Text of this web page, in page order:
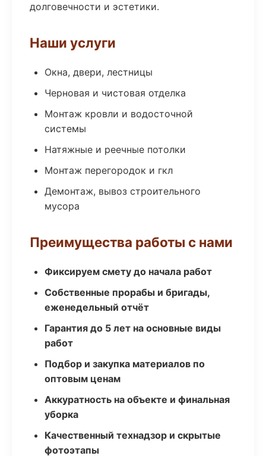
долговечности и эстетики.
Наши услуги
Окна, двери, лестницы
Черновая и чистовая отделка
Монтаж кровли и водосточной
системы
Натяжные и реечные потолки
Монтаж перегородок и гкл
Демонтаж, вывоз строительного
мусора
Преимущества работы с нами
Фиксируем смету до начала работ
Собственные прорабы и бригады,
еженедельный отчёт
Гарантия до 5 лет на основные виды
работ
Подбор и закупка материалов по
оптовым ценам
Аккуратность на объекте и финальная
уборка
Качественный технадзор и скрытые
фотоэтапы